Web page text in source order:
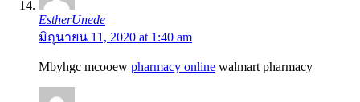
EstherUnede
มิถุนายน 11, 2020 at 1:40 am
Mbyhgc mcooew pharmacy online walmart pharmacy